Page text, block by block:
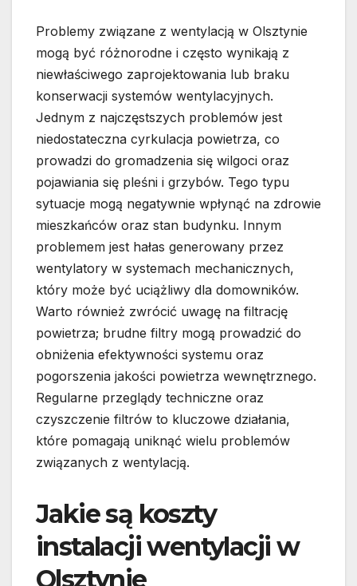
Problemy związane z wentylacją w Olsztynie
mogą być różnorodne i często wynikają z
niewłaściwego zaprojektowania lub braku
konserwacji systemów wentylacyjnych.
Jednym z najczęstszych problemów jest
niedostateczna cyrkulacja powietrza, co
prowadzi do gromadzenia się wilgoci oraz
pojawiania się pleśni i grzybów. Tego typu
sytuacje mogą negatywnie wpłynąć na zdrowie
mieszkańców oraz stan budynku. Innym
problemem jest hałas generowany przez
wentylatory w systemach mechanicznych,
który może być uciążliwy dla domowników.
Warto również zwrócić uwagę na filtrację
powietrza; brudne filtry mogą prowadzić do
obniżenia efektywności systemu oraz
pogorszenia jakości powietrza wewnętrznego.
Regularne przeglądy techniczne oraz
czyszczenie filtrów to kluczowe działania,
które pomagają uniknąć wielu problemów
związanych z wentylacją.
Jakie są koszty
instalacji wentylacji w
Olsztynie